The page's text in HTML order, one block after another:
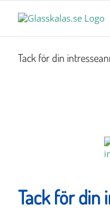
Tack för din
Tack för din
MENY